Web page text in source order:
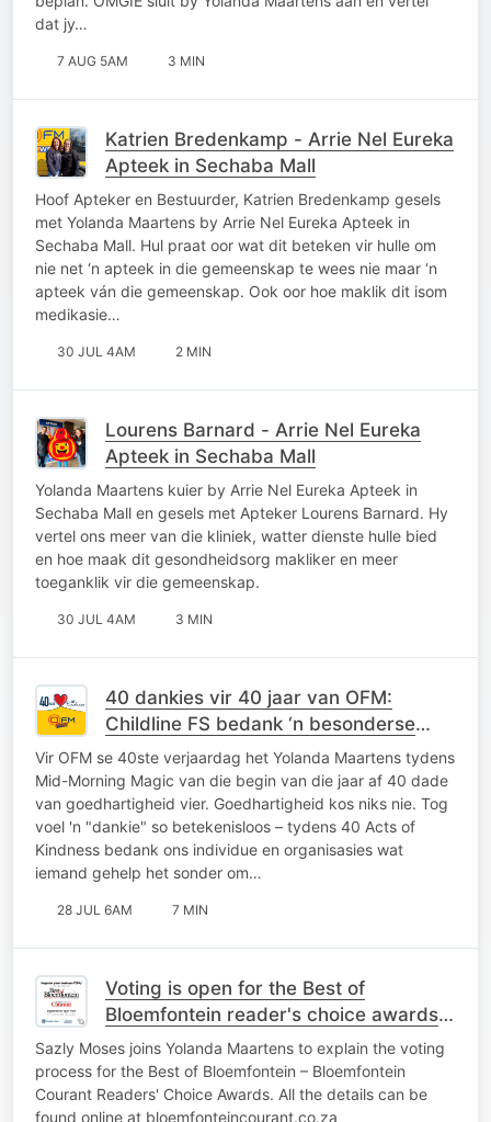
dat jy…
7 AUG 5AM 3 MIN
Katrien Bredenkamp - Arrie Nel Eureka
Apteek in Sechaba Mall
Hoof Apteker en Bestuurder, Katrien Bredenkamp gesels
met Yolanda Maartens by Arrie Nel Eureka Apteek in
Sechaba Mall. Hul praat oor wat dit beteken vir hulle om
nie net ‘n apteek in die gemeenskap te wees nie maar ‘n
apteek ván die gemeenskap. Ook oor hoe maklik dit isom
medikasie…
30 JUL 4AM 2 MIN
Lourens Barnard - Arrie Nel Eureka
Apteek in Sechaba Mall
Yolanda Maartens kuier by Arrie Nel Eureka Apteek in
Sechaba Mall en gesels met Apteker Lourens Barnard. Hy
vertel ons meer van die kliniek, watter dienste hulle bied
en hoe maak dit gesondheidsorg makliker en meer
toeganklik vir die gemeenskap.
30 JUL 4AM 3 MIN
40 dankies vir 40 jaar van OFM:
Childline FS bedank ‘n besonderse
gesin vir jare se toewyding
Vir OFM se 40ste verjaardag het Yolanda Maartens tydens
Mid-Morning Magic van die begin van die jaar af 40 dade
van goedhartigheid vier. Goedhartigheid kos niks nie. Tog
voel 'n "dankie" so betekenisloos – tydens 40 Acts of
Kindness bedank ons individue en organisasies wat
iemand gehelp het sonder om…
28 JUL 6AM 7 MIN
Voting is open for the Best of
Bloemfontein reader's choice awards
for 2026
Sazly Moses joins Yolanda Maartens to explain the voting
process for the Best of Bloemfontein – Bloemfontein
Courant Readers' Choice Awards. All the details can be
found online at bloemfonteincourant.co.za